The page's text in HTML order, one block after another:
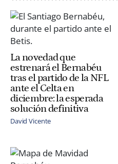
La novedad que
estrenará el Bernabéu
tras el partido de la NFL
ante el Celta en
diciembre: la esperada
solución definitiva
David Vicente